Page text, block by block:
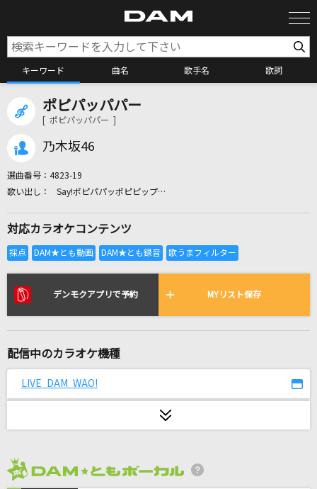
キーワード 曲名 歌手名 歌詞
カラオケ検索
全国りれき
リアルタイムで歌われている曲の一覧
[生音]LA・LA・LA LOVE SONG
怪獣
ポピパッパパー
[ ポピパッパパー ]
乃木坂46
選曲番号： 4823-19
Say!ポピパパッポピピップ…
対応カラオケコンテンツ
デンモクアプリで予約 MYリスト保存
配信中のカラオケ機種
LIVE DAM WAO!